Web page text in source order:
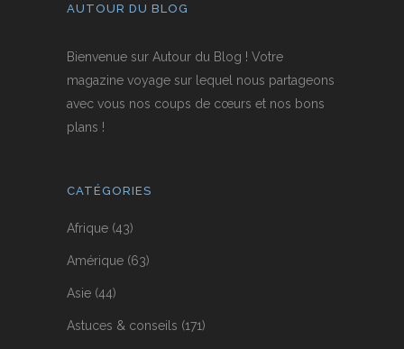
AUTOUR DU BLOG
Bienvenue sur Autour du Blog ! Votre
magazine voyage sur lequel nous partageons
avec vous nos coups de cœurs et nos bons
plans !
CATÉGORIES
Afrique (43)
Amérique (63)
Asie (44)
Astuces & conseils (171)